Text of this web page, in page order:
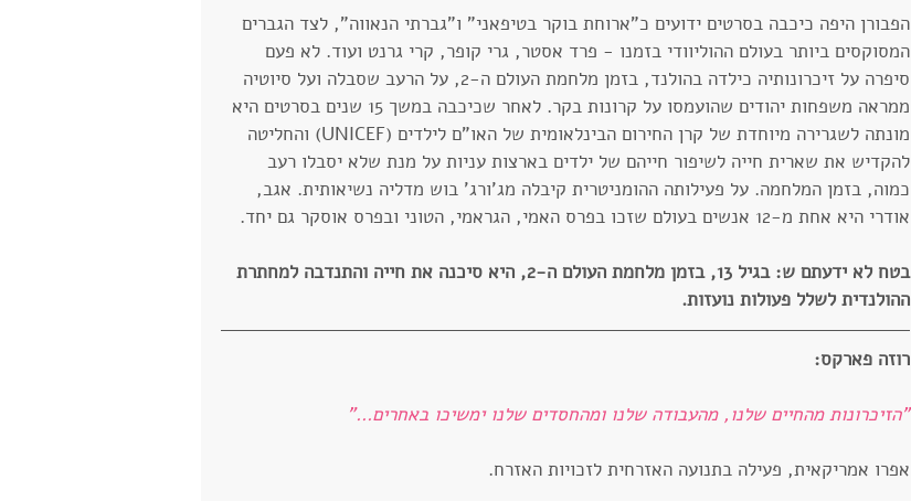
הפבורן היפה כיכבה בסרטים ידועים כ"ארוחת בוקר בטיפאני" ו"גברתי הנאווה", לצד הגברים
המסוקסים ביותר בעולם ההוליוודי בזמנו - פרד אסטר, גרי קופר, קרי גרנט ועוד. לא פעם
סיפרה על זיכרונותיה כילדה בהולנד, בזמן מלחמת העולם ה-2, על הרעב שסבלה ועל סיוטיה
ממראה משפחות יהודים שהועמסו על קרונות בקר. לאחר שכיכבה במשך 15 שנים בסרטים היא
מונתה לשגרירה מיוחדת של קרן החירום הבינלאומית של האו"ם לילדים (UNICEF) והחליטה
להקדיש את שארית חייה לשיפור חייהם של ילדים בארצות עניות על מנת שלא יסבלו רעב
כמוה, בזמן המלחמה. על פעילותה ההומניטרית קיבלה מג'ורג' בוש מדליה נשיאותית. אגב,
אודרי היא אחת מ-12 אנשים בעולם שזכו בפרס האמי, הגראמי, הטוני ובפרס אוסקר גם יחד.
בטח לא ידעתם ש: בגיל 13, בזמן מלחמת העולם ה-2, היא סיכנה את חייה והתנדבה למחתרת
ההולנדית לשלל פעולות נועזות.
רוזה פארקס:
"הזיכרונות מהחיים שלנו, מהעבודה שלנו ומהחסדים שלנו ימשיכו באחרים..."
אפרו אמריקאית, פעילה בתנועה האזרחית לזכויות האזרח.